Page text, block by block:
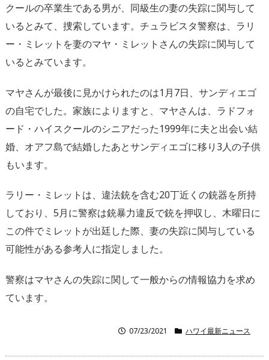
クールの卒業生である男が、同級生の妻の失踪に関与して
いるとみて、捜索しています。チュラビスタ警察は、ラリ
ー・ミレットを妻のマヤ・ミレットさんの失踪に関与して
いるとみています。
マヤさんが最後に見かけられたのは1月7日、サンディエゴ
の自宅でした。家族によりますと、マヤさんは、ラドフォ
ード・ハイスクールのシニアだった1999年に夫と出会い結
婚、オアフ島で結婚したあとサンディエゴに移り3人の子供
もいます。
ラリー・ミレットは、違法銃を含む20丁近くの銃器を所持
しており、5月に警察は銃暴力違反で銃を押収し、木曜日に
この件でミレットが出廷した際、妻の失踪に関与している
可能性がある参考人に指定しました。
警察はマヤさんの失踪に関して一般からの情報協力を求め
ています。
07/23/2021 ハワイ最新ニュース